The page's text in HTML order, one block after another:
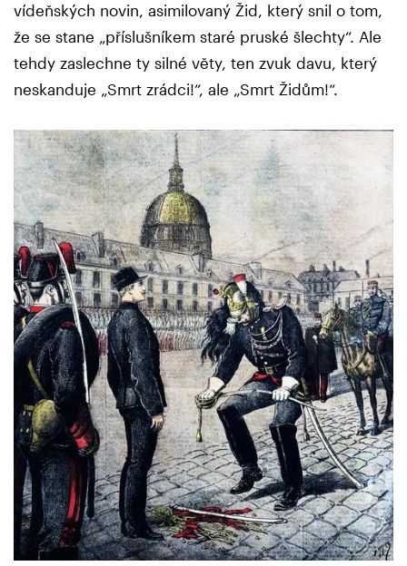
vídeňských novin, asimilovaný Žid, který snil o tom,
že se stane „příslušníkem staré pruské šlechty“. Ale
tehdy zaslechne ty silné věty, ten zvuk davu, který
neskanduje „Smrt zrádci!“, ale „Smrt Židům!“.